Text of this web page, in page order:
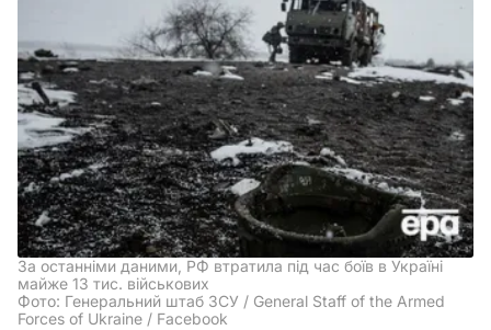
За останніми даними, РФ втратила під час боїв в Україні
майже 13 тис. військових
Фото: Генеральний штаб ЗСУ / General Staff of the Armed
Forces of Ukraine / Facebook